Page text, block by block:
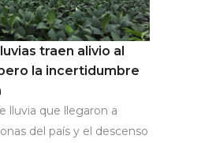
traen alivio al
la incertidumbre
lluvia que llegaron a
del país y el descenso